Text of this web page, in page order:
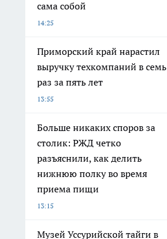
сама собой
14:25
Приморский край нарастил
выручку техкомпаний в семь
раз за пять лет
13:55
Больше никаких споров за
столик: РЖД четко
разъяснили, как делить
нижнюю полку во время
приема пищи
13:15
Музей Уссурийской тайги в